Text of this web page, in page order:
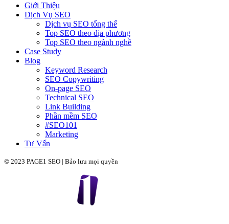
Giới Thiệu
Dịch Vụ SEO
Dịch vụ SEO tổng thể
Top SEO theo địa phương
Top SEO theo ngành nghề
Case Study
Blog
Keyword Research
SEO Copywriting
On-page SEO
Technical SEO
Link Building
Phần mềm SEO
#SEO101
Marketing
Tư Vấn
© 2023 PAGE1 SEO | Bảo lưu mọi quyền